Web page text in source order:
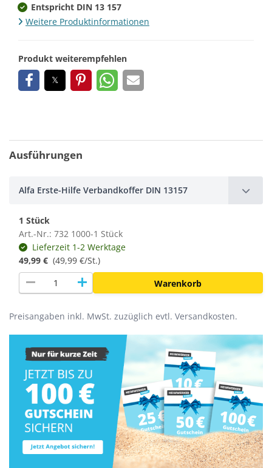
Entspricht DIN 13 157
Weitere Produktinformationen
Produkt weiterempfehlen
Ausführungen
Alfa Erste-Hilfe Verbandkoffer DIN 13157
1 Stück
Art.-Nr.: 732 1000-1 Stück
Lieferzeit 1-2 Werktage
49,99 € (49,99 €/St.)
remove add Warenkorb
Preisangaben inkl. MwSt. zuzüglich evtl. Versandkosten.